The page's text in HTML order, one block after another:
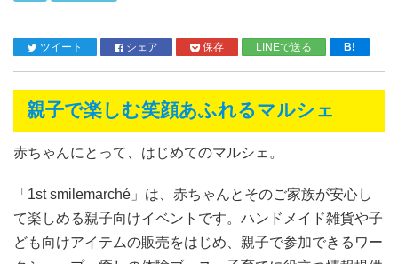
ツイート シェア 保存 LINEで送る B!
親子で楽しむ笑顔あふれるマルシェ
赤ちゃんにとって、はじめてのマルシェ。
「 1st smilemarché 」は、赤ちゃんとそのご家族が安心し
て楽しめる親子向けイベントです。ハンドメイド雑貨や子
ども向けアイテムの販売をはじめ、親子で参加できるワー